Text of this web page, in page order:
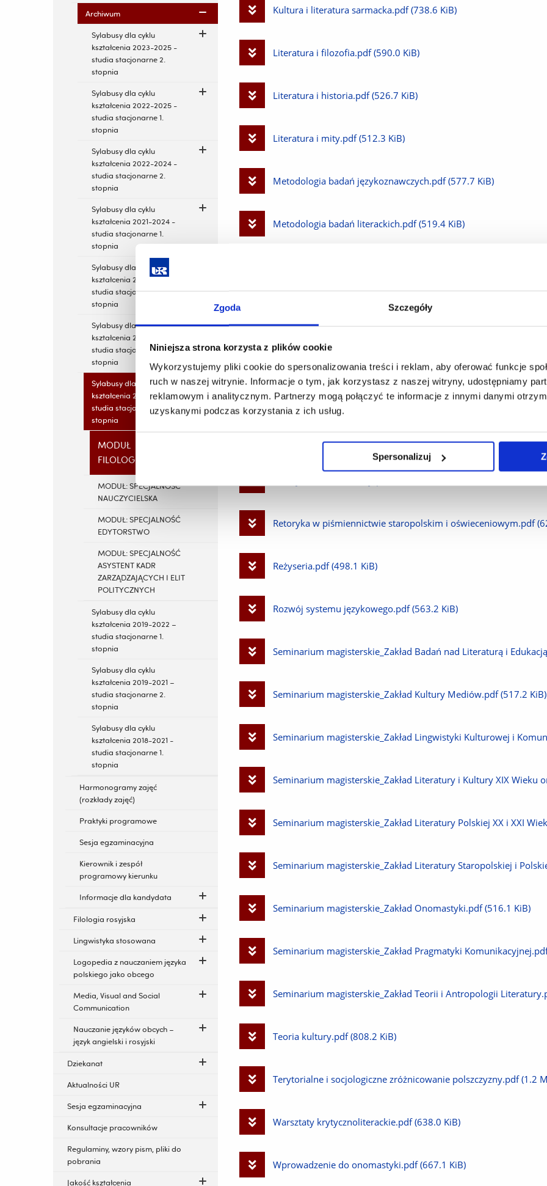
Zgoda Szczegóły
Niniejsza strona korzysta z plików cookie
Wykorzystujemy pliki cookie do spersonalizowania treści i reklam, aby oferować funkcje
ruch w naszej witrynie. Informacje o tym, jak korzystasz z naszej witryny, udostępniamy
reklamowym i analitycznym. Partnerzy mogą połączyć te informacje z innymi danymi
uzyskanymi podczas korzystania z ich usług.
Spersonalizuj
Archiwum
Sylabusy dla cyklu
kształcenia 2023-2025 -
studia stacjonarne 2.
stopnia
Sylabusy dla cyklu
kształcenia 2022-2025 -
studia stacjonarne 1.
stopnia
Sylabusy dla cyklu
kształcenia 2022-2024 -
studia stacjonarne 2.
stopnia
Sylabusy dla cyklu
kształcenia 2021-2024 -
studia stacjonarne 1.
stopnia
Sylabusy dla cyklu
kształcenia 2021-2023 -
studia stacjonarne 2.
stopnia
Sylabusy dla cyklu
kształcenia 2020-2023 -
studia stacjonarne 1.
stopnia
Sylabusy dla cyklu
kształcenia 2020-2022 -
studia stacjonarne 2.
stopnia
MODUŁ
FILOLOGICZNY
MODUŁ: SPECJALNOŚĆ
NAUCZYCIELSKA
MODUŁ: SPECJALNOŚĆ
EDYTORSTWO
MODUŁ: SPECJALNOŚĆ
ASYSTENT KADR
ZARZĄDZAJĄCYCH I ELIT
POLITYCZNYCH
Sylabusy dla cyklu
kształcenia 2019-2022 –
studia stacjonarne 1.
stopnia
Sylabusy dla cyklu
kształcenia 2019-2021 –
studia stacjonarne 2.
stopnia
Sylabusy dla cyklu
kształcenia 2018-2021 -
studia stacjonarne 1.
stopnia
Harmonogramy zajęć
(rozkłady zajęć)
Praktyki programowe
Sesja egzaminacyjna
Kierownik i zespół
programowy kierunku
Informacje dla kandydata
Filologia rosyjska
Lingwistyka stosowana
Logopedia z nauczaniem języka
polskiego jako obcego
Media, Visual and Social
Communication
Nauczanie języków obcych –
język angielski i rosyjski
Dziekanat
Aktualności UR
Sesja egzaminacyjna
Konsultacje pracowników
Regulaminy, wzory pism, pliki do
pobrania
Jakość kształcenia
Pobierz
Kultura i literatura sarmacka.pdf (738.6 KiB)
Pobierz
Literatura i filozofia.pdf (590.0 KiB)
Pobierz
Literatura i historia.pdf (526.7 KiB)
Pobierz
Literatura i mity.pdf (512.3 KiB)
Pobierz
Metodologia badań językoznawczych.pdf (577.7 KiB)
Pobierz
Metodologia badań literackich.pdf (519.4 KiB)
plik
Nauczanie integrujące w edukacji polonistycznej.pdf
Pobierz
plik
Organizacja pracy nauczyciela polonisty.pdf
Pobierz
Polska literatura migracyjna (unijna).pdf (889.6 KiB)
Pobierz
Retoryka w piśmiennictwie staropolskim i oświeceniowym.pdf
Pobierz
Reżyseria.pdf (498.1 KiB)
Pobierz
Rozwój systemu językowego.pdf (563.2 KiB)
Pobierz
Seminarium magisterskie_Zakład Badań nad Literaturą i
Pobierz
Seminarium magisterskie_Zakład Kultury Mediów.pdf (517.2 KiB)
Pobierz
Seminarium magisterskie_Zakład Lingwistyki Kulturowej i
Pobierz
Seminarium magisterskie_Zakład Literatury i Kultury XIX Wieku
Pobierz
Seminarium magisterskie_Zakład Literatury Polskiej XX i XXI
Pobierz
Seminarium magisterskie_Zakład Literatury Staropolskiej i
Pobierz
Seminarium magisterskie_Zakład Onomastyki.pdf (516.1 KiB)
Pobierz
Seminarium magisterskie_Zakład Pragmatyki
Pobierz
Seminarium magisterskie_Zakład Teorii i Antropologii
Pobierz
Teoria kultury.pdf (808.2 KiB)
Pobierz
Terytorialne i socjologiczne zróżnicowanie polszczyzny.pdf (1.2
Pobierz
Warsztaty krytycznoliterackie.pdf (638.0 KiB)
Pobierz
Wprowadzenie do onomastyki.pdf (667.1 KiB)